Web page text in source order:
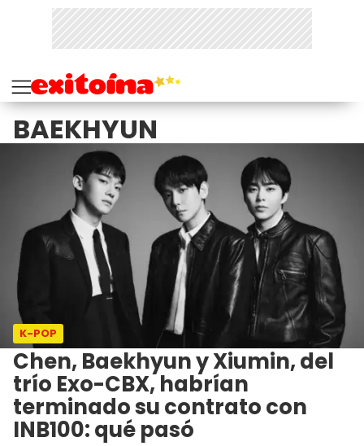
BAEKHYUN
K-POP
Chen, Baekhyun y Xiumin, del
trío Exo-CBX, habrían
terminado su contrato con
INB100: qué pasó